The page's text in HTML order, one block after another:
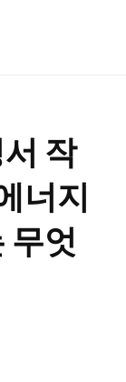
작
너지
무엇